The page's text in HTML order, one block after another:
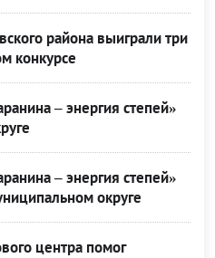
района выиграли три
конкурсе
– энергия степей»
– энергия степей»
округе
центра помог